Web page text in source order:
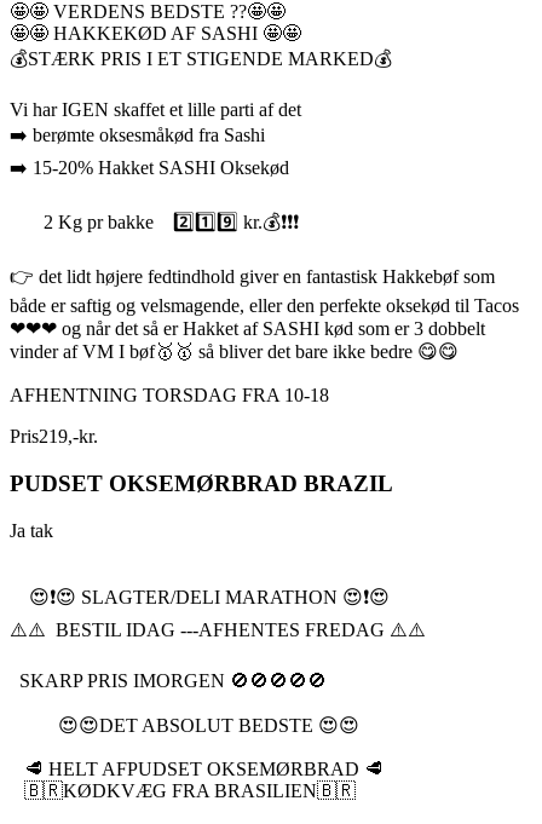
🤩🤩 VERDENS BEDSTE ??🤩🤩
🤩🤩 HAKKEKØD AF SASHI 🤩🤩
💰STÆRK PRIS I ET STIGENDE MARKED💰
Vi har IGEN skaffet et lille parti af det
➡️ berømte oksesmåkød fra Sashi
➡️ 15-20% Hakket SASHI Oksekød
2 Kg pr bakke 2️⃣1️⃣9️⃣ kr.💰❗❗❗
👉 det lidt højere fedtindhold giver en fantastisk Hakkebøf som
både er saftig og velsmagende, eller den perfekte oksekød til Tacos
❤❤❤ og når det så er Hakket af SASHI kød som er 3 dobbelt
vinder af VM I bøf🥇🥇 så bliver det bare ikke bedre 😋😋
AFHENTNING TORSDAG FRA 10-18
Pris219,-kr.
PUDSET OKSEMØRBRAD BRAZIL
Ja tak
😍❗️😍 SLAGTER/DELI MARATHON 😍❗️😍
⚠️⚠️ BESTIL IDAG ---AFHENTES FREDAG ⚠️⚠️
SKARP PRIS IMORGEN 🚫🚫🚫🚫🚫
😍😍DET ABSOLUT BEDSTE 😍😍
🥩 HELT AFPUDSET OKSEMØRBRAD 🥩
🇧🇷KØDKVÆG FRA BRASILIEN🇧🇷